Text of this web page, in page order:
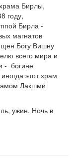
Бирлы,
году,
Бирла -
магнатов
Богу Вишну
всего мира и
- богине
этот храм
Лакшми
ужин. Ночь в